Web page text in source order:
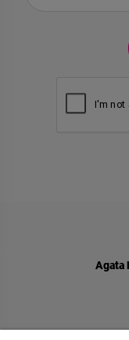
Agata